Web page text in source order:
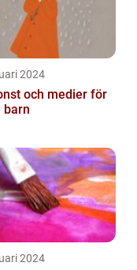
2024
och medier för
barn
2024